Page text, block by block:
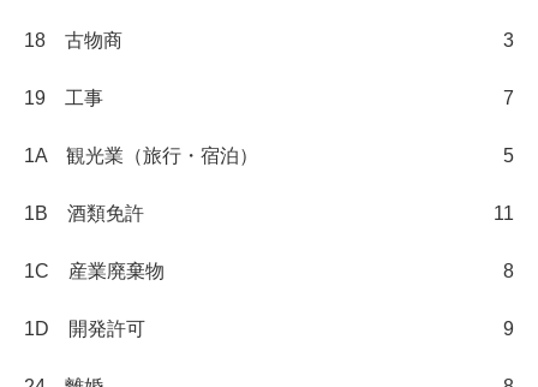
18 古物商 3
19 工事 7
1A 観光業（旅行・宿泊） 5
1B 酒類免許 11
1C 産業廃棄物 8
1D 開発許可 9